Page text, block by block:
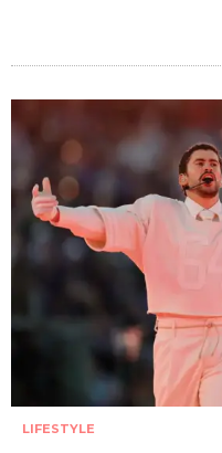
LIFESTYLE